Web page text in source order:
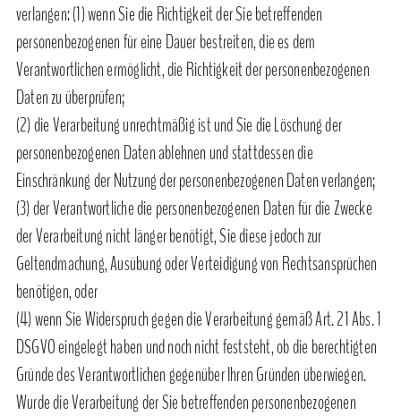
verlangen: (1) wenn Sie die Richtigkeit der Sie betreffenden
personenbezogenen für eine Dauer bestreiten, die es dem
Verantwortlichen ermöglicht, die Richtigkeit der personenbezogenen
Daten zu überprüfen;
(2) die Verarbeitung unrechtmäßig ist und Sie die Löschung der
personenbezogenen Daten ablehnen und stattdessen die
Einschränkung der Nutzung der personenbezogenen Daten verlangen;
(3) der Verantwortliche die personenbezogenen Daten für die Zwecke
der Verarbeitung nicht länger benötigt, Sie diese jedoch zur
Geltendmachung, Ausübung oder Verteidigung von Rechtsansprüchen
benötigen, oder
(4) wenn Sie Widerspruch gegen die Verarbeitung gemäß Art. 21 Abs. 1
DSGVO eingelegt haben und noch nicht feststeht, ob die berechtigten
Gründe des Verantwortlichen gegenüber Ihren Gründen überwiegen.
Wurde die Verarbeitung der Sie betreffenden personenbezogenen